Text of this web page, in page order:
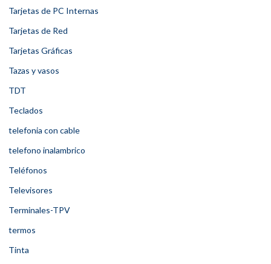
Tarjetas de PC Internas
Tarjetas de Red
Tarjetas Gráficas
Tazas y vasos
TDT
Teclados
telefonia con cable
telefono inalambrico
Teléfonos
Televisores
Terminales-TPV
termos
Tinta